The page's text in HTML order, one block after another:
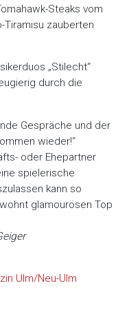
Steaks vom
Tiramisu zauberten
„Stilecht“
durch die
Gespräche und der
wieder!“
oder Ehepartner
spielerische
kann so
glamourösen Top
Ulm/Neu-Ulm